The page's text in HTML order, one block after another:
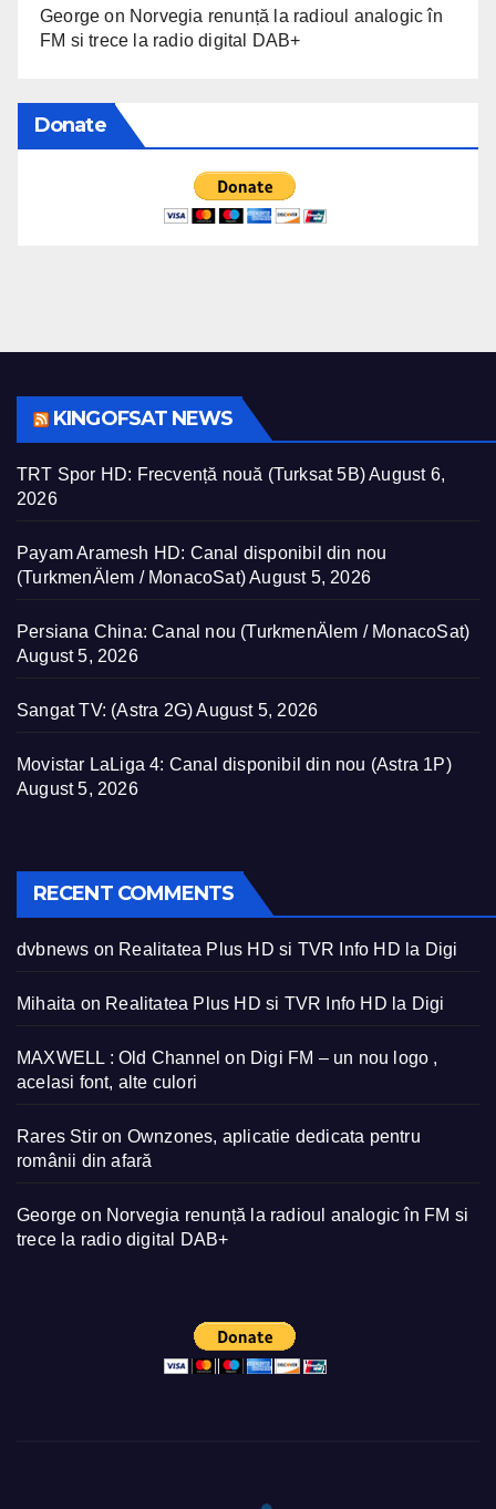
George on Norvegia renunță la radioul analogic în
FM si trece la radio digital DAB+
Donate
KINGOFSAT NEWS
TRT Spor HD: Frecvență nouă (Turksat 5B)August 6,
2026
Payam Aramesh HD: Canal disponibil din nou
(TurkmenÄlem / MonacoSat)August 5, 2026
Persiana China: Canal nou (TurkmenÄlem / MonacoSat)
August 5, 2026
Sangat TV: (Astra 2G) August 5, 2026
Movistar LaLiga 4: Canal disponibil din nou (Astra 1P)
August 5, 2026
RECENT COMMENTS
dvbnews on Realitatea Plus HD si TVR Info HD la Digi
Mihaita on Realitatea Plus HD si TVR Info HD la Digi
MAXWELL : Old Channel on Digi FM – un nou logo ,
acelasi font, alte culori
Rares Stir on Ownzones, aplicatie dedicata pentru
românii din afară
George on Norvegia renunță la radioul analogic în FM si
trece la radio digital DAB+